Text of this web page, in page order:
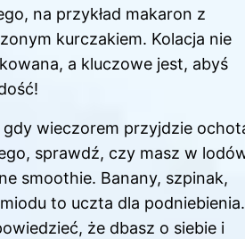
na przykład makaron z
kurczakiem. Kolacja nie
a kluczowe jest, abyś
gdy wieczorem przyjdzie
sprawdź, czy masz w
smoothie. Banany, szpinak,
to uczta dla podniebienia.
że dbasz o siebie i